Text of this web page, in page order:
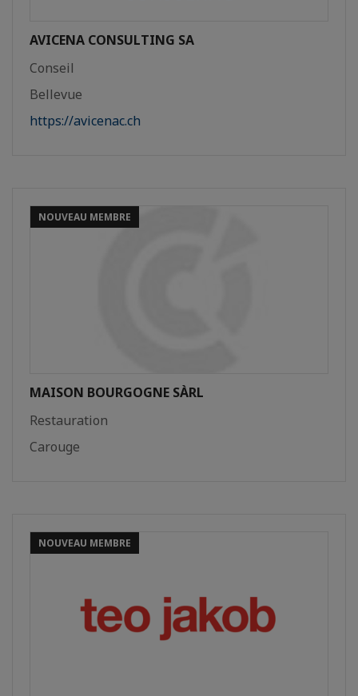
AVICENA CONSULTING SA
Conseil
Bellevue
https://avicenac.ch
NOUVEAU MEMBRE
MAISON BOURGOGNE SÀRL
Restauration
Carouge
NOUVEAU MEMBRE